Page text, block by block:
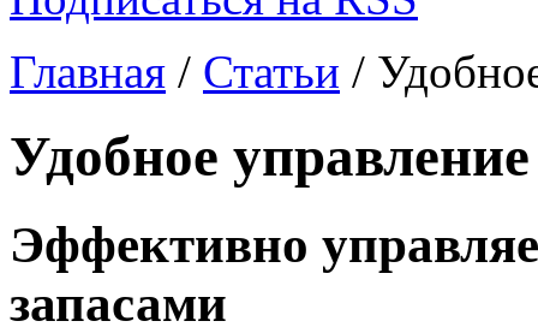
Главная / Статьи /
Удобное
Эффективно
запасами